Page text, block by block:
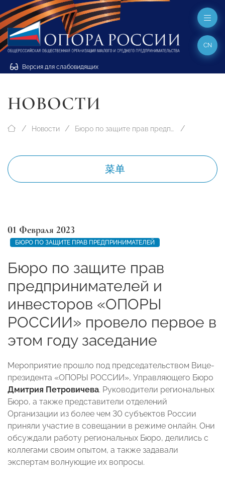
Версия для слабовидящих
CN
НОВОСТИ
Новости Бюро по защите прав предпринимателей
菜单
01 Февраля 2023
БЮРО ПО ЗАЩИТЕ ПРАВ ПРЕДПРИНИМАТЕЛЕЙ
Бюро по защите прав
предпринимателей и
инвесторов «ОПОРЫ
РОССИИ» провело первое в
этом году заседание
Мероприятие прошло под председательством Вице-
президента «ОПОРЫ РОССИИ», Управляющего Бюро
Дмитрия Петровичева. Руководители региональных
Бюро, а также представители отделений
Организации из более чем 30 субъектов России
приняли участие в совещании в режиме онлайн. Они
обсуждали работу региональных Бюро, делились с
коллегами своим опытом, а также задавали
экспертам волнующие их вопросы.